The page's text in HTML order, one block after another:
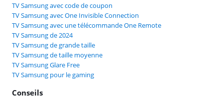
TV Samsung avec code de coupon
TV Samsung avec One Invisible Connection
TV Samsung avec une télécommande One Remote
TV Samsung de 2024
TV Samsung de grande taille
TV Samsung de taille moyenne
TV Samsung Glare Free
TV Samsung pour le gaming
Conseils